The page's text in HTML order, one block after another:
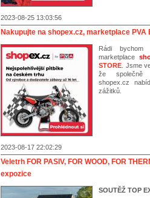
2023-08-25 13:03:56
Nakupujte na shopex.cz, marketplace PVA
Rádi
marketplace
STORE . Jsme
že společně
shopex.cz
zážitků.
2023-08-17 22:02:29
Veletrh FOR PASIV, FOR WOOD, FOR
expozice
SOUTĚŽ TOP